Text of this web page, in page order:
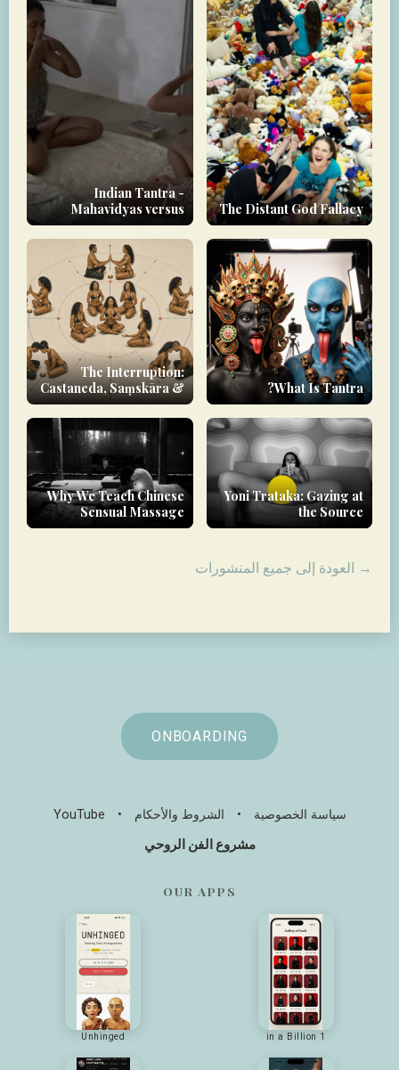
The Distant God Fallacy
Indian Tantra -
Mahavidyas versus
Nityas
What Is Tantra?
The Interruption:
Castaneda, Saṃskāra &
the Yoginī as Rupture-
Agent
Yoni Trataka: Gazing at
the Source
Why We Teach Chinese
Sensual Massage
→ العودة إلى جميع المنشورات
ONBOARDING
سياسة الخصوصية • الشروط والأحكام •
YouTube
مشروع الفن الروحي
OUR APPS
1 in a Billion
Unhinged